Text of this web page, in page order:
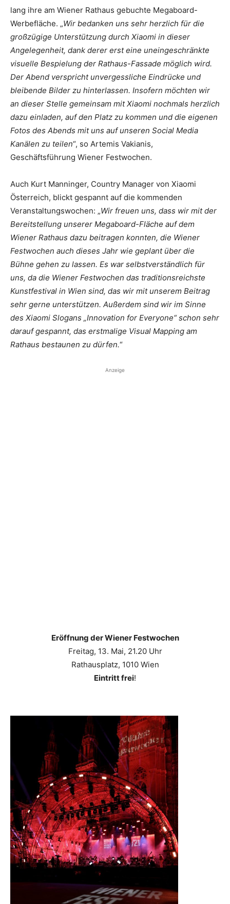
lang ihre am Wiener Rathaus gebuchte Megaboard-
Werbefläche. „Wir bedanken uns sehr herzlich für die
großzügige Unterstützung durch Xiaomi in dieser
Angelegenheit, dank derer erst eine uneingeschränkte
visuelle Bespielung der Rathaus-Fassade möglich wird.
Der Abend verspricht unvergessliche Eindrücke und
bleibende Bilder zu hinterlassen. Insofern möchten wir
an dieser Stelle gemeinsam mit Xiaomi nochmals herzlich
dazu einladen, auf den Platz zu kommen und die eigenen
Fotos des Abends mit uns auf unseren Social Media
Kanälen zu teilen“, so Artemis Vakianis,
Geschäftsführung Wiener Festwochen.
Auch Kurt Manninger, Country Manager von Xiaomi
Österreich, blickt gespannt auf die kommenden
Veranstaltungswochen: „Wir freuen uns, dass wir mit der
Bereitstellung unserer Megaboard-Fläche auf dem
Wiener Rathaus dazu beitragen konnten, die Wiener
Festwochen auch dieses Jahr wie geplant über die
Bühne gehen zu lassen. Es war selbstverständlich für
uns, da die Wiener Festwochen das traditionsreichste
Kunstfestival in Wien sind, das wir mit unserem Beitrag
sehr gerne unterstützen. Außerdem sind wir im Sinne
des Xiaomi Slogans „Innovation for Everyone“ schon sehr
darauf gespannt, das erstmalige Visual Mapping am
Rathaus bestaunen zu dürfen.“
Anzeige
Eröffnung der Wiener Festwochen
Freitag, 13. Mai, 21.20 Uhr
Rathausplatz, 1010 Wien
Eintritt frei!